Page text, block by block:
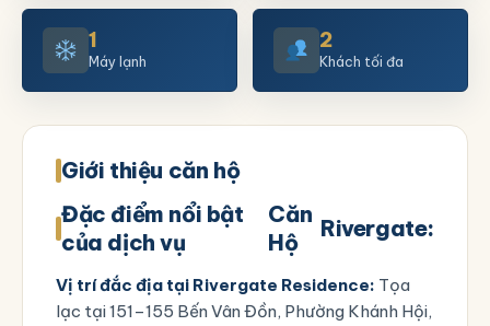
1
Máy lạnh
2
Khách tối đa
Giới thiệu căn hộ
Đặc điểm nổi bật
của dịch vụ
Căn
Hộ
Rivergate:
Vị trí đắc địa tại Rivergate Residence: Tọa
lạc tại151–155 Bến Vân Đồn, Phường Khánh Hội,